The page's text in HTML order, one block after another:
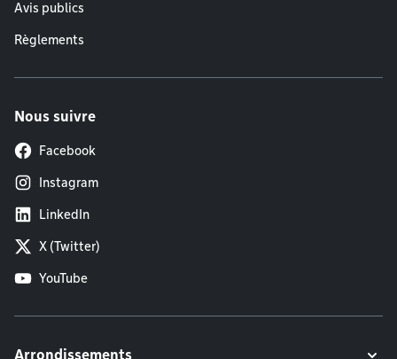
Avis publics
Règlements
Nous suivre
Facebook
Instagram
LinkedIn
X (Twitter)
YouTube
Arrondissements